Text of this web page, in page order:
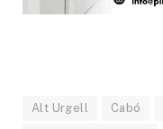
Alt Urgell Cabó